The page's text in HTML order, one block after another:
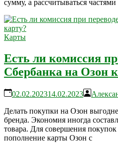
сумму, а рассчитываться
Карты
Есть ли комиссия
Сбербанка на Озон
02.02.202314.02.2023
Делать покупки на Озон
бренда. Экономия иногда
товара. Для совершения покупок
пополнение карты Озон с